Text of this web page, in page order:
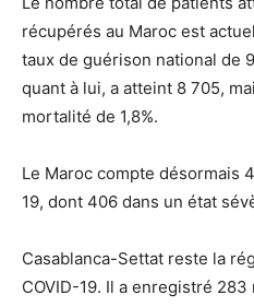
récupérés au Maroc est
taux de guérison national de
quant à lui, a atteint 8 705,
mortalité de 1,8%.
Le Maroc compte désormais
19, dont 406 dans un état
Casablanca-Settat reste la
COVID-19. Il a enregistré